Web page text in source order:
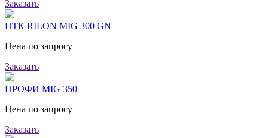
Заказать
ПТК RILON MIG 300 GN
Цена по запросу
Заказать
ПРОФИ MIG 350
Цена по запросу
Заказать